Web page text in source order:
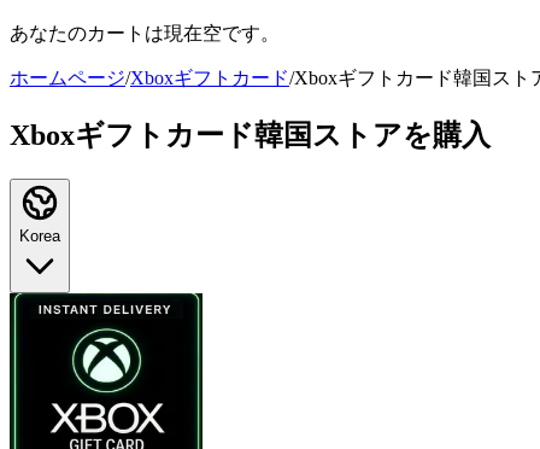
あなたのカートは現在空です。
ホームページ/Xboxギフトカード/Xboxギフトカード韓国スト
Xboxギフトカード韓国ストアを購入
Korea